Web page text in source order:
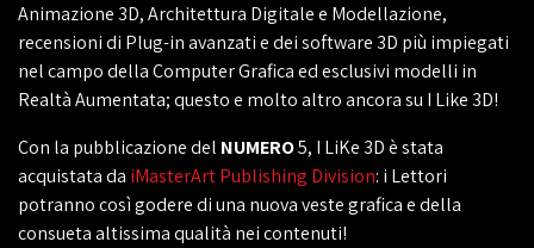
Animazione 3D, Architettura Digitale e Modellazione,
recensioni di Plug-in avanzati e dei software 3D più impiegati
nel campo della Computer Grafica ed esclusivi modelli in
Realtà Aumentata; questo e molto altro ancora su I Like 3D!
Con la pubblicazione del NUMERO5, I LiKe 3D è stata
acquistata da iMasterArt Publishing Division: i Lettori
potranno così godere di una nuova veste grafica e della
consueta altissima qualità nei contenuti!